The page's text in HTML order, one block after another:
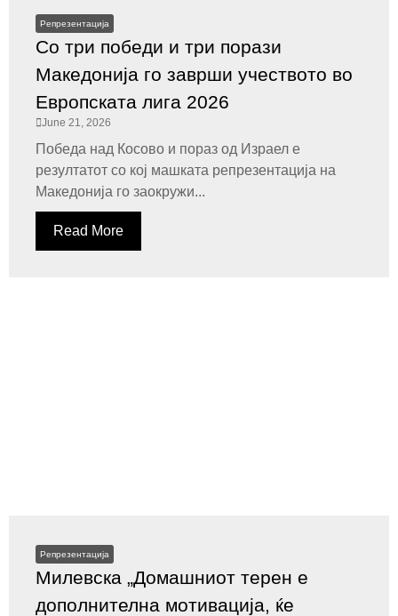
Репрезентација
Со три победи и три порази
Македонија го заврши учеството во
Европската лига 2026
June 21, 2026
Победа над Косово и пораз од Израел е
резултатот со кој машката репрезентација на
Македонија го заокружи...
Read More
Репрезентација
Милевска „Домашниот терен е
дополнителна мотивација, ќе